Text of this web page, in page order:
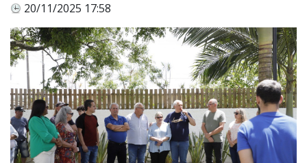
20/11/2025 17:58